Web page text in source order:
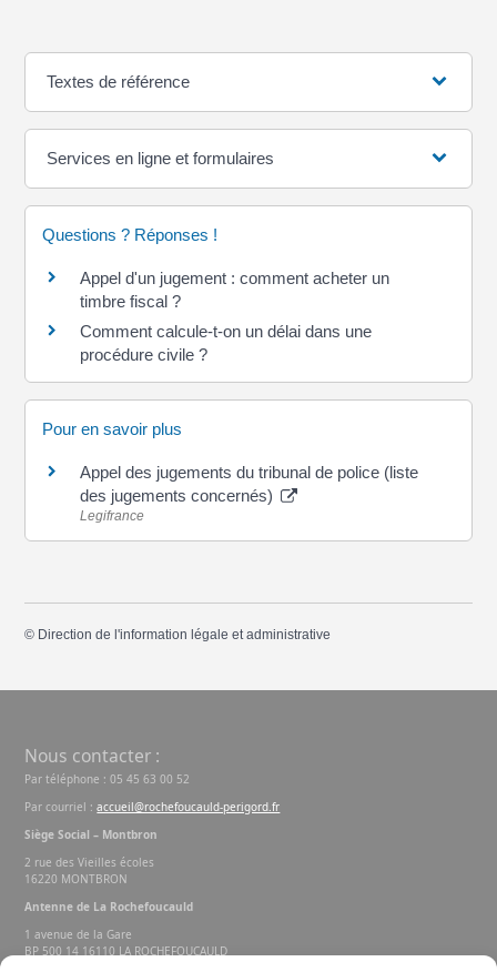
Textes de référence
Services en ligne et formulaires
Questions ? Réponses !
Appel d'un jugement : comment acheter un
timbre fiscal ?
Comment calcule-t-on un délai dans une
procédure civile ?
Pour en savoir plus
Appel des jugements du tribunal de police (liste
des jugements concernés)
Legifrance
© Direction de l'information légale et administrative
Nous contacter :
Par téléphone : 05 45 63 00 52
Par courriel :accueil@rochefoucauld-perigord.fr
Siège Social – Montbron
2 rue des Vieilles écoles
16220 MONTBRON
Antenne de La Rochefoucauld
1 avenue de la Gare
BP 500 14 16110 LA ROCHEFOUCAULD